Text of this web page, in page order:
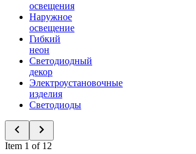
освещения
Наружное
освещение
Гибкий
неон
Светодиодный
декор
Электроустановочные
изделия
Светодиоды
Item 1 of 12